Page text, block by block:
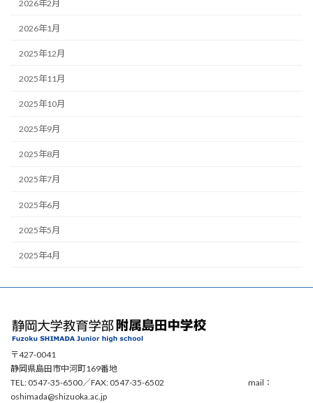
2026年2月
2026年1月
2025年12月
2025年11月
2025年10月
2025年9月
2025年8月
2025年7月
2025年6月
2025年5月
2025年4月
〒427-0041
静岡県島田市中河町169番地
TEL: 0547-35-6500／FAX: 0547-35-6502 mail：
oshimada@shizuoka.ac.jp